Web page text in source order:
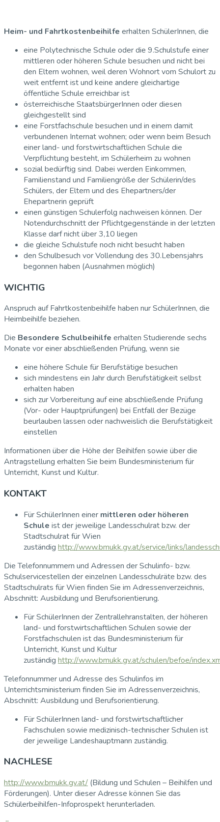
Heim- und Fahrtkostenbeihilfe erhalten SchülerInnen, die
eine Polytechnische Schule oder die 9.Schulstufe einer
mittleren oder höheren Schule besuchen und nicht bei
den Eltern wohnen, weil deren Wohnort vom Schulort zu
weit entfernt ist und keine andere gleichartige
öffentliche Schule erreichbar ist
österreichische StaatsbürgerInnen oder diesen
gleichgestellt sind
eine Forstfachschule besuchen und in einem damit
verbundenen Internat wohnen; oder wenn beim Besuch
einer land- und forstwirtschaftlichen Schule die
Verpflichtung besteht, im Schülerheim zu wohnen
sozial bedürftig sind. Dabei werden Einkommen,
Familienstand und Familiengröße der Schülerin/des
Schülers, der Eltern und des Ehepartners/der
Ehepartnerin geprüft
einen günstigen Schulerfolg nachweisen können. Der
Notendurchschnitt der Pflichtgegenstände in der letzten
Klasse darf nicht über 3,10 liegen
die gleiche Schulstufe noch nicht besucht haben
den Schulbesuch vor Vollendung des 30.Lebensjahrs
begonnen haben (Ausnahmen möglich)
WICHTIG
Anspruch auf Fahrtkostenbeihilfe haben nur SchülerInnen, die
Heimbeihilfe beziehen.
Die Besondere Schulbeihilfe erhalten Studierende sechs
Monate vor einer abschließenden Prüfung, wenn sie
eine höhere Schule für Berufstätige besuchen
sich mindestens ein Jahr durch Berufstätigkeit selbst
erhalten haben
sich zur Vorbereitung auf eine abschließende Prüfung
(Vor- oder Hauptprüfungen) bei Entfall der Bezüge
beurlauben lassen oder nachweislich die Berufstätigkeit
einstellen
Informationen über die Höhe der Beihilfen sowie über die
Antragstellung erhalten Sie beim Bundesministerium für
Unterricht, Kunst und Kultur.
KONTAKT
Für SchülerInnen einer mittleren oder höheren
Schule ist der jeweilige Landesschulrat bzw. der
Stadtschulrat für Wien
zuständig http://www.bmukk.gv.at/service/links/
Die Telefonnummern und Adressen der Schulinfo- bzw.
Schulservicestellen der einzelnen Landesschulräte bzw. des
Stadtschulrats für Wien finden Sie im Adressenverzeichnis,
Abschnitt: Ausbildung und Berufsorientierung.
Für SchülerInnen der Zentrallehranstalten, der höheren
land- und forstwirtschaftlichen Schulen sowie der
Forstfachschulen ist das Bundesministerium für
Unterricht, Kunst und Kultur
zuständig http://www.bmukk.gv.at/schulen/befoe/
Telefonnummer und Adresse des Schulinfos im
Unterrichtsministerium finden Sie im Adressenverzeichnis,
Abschnitt: Ausbildung und Berufsorientierung.
Für SchülerInnen land- und forstwirtschaftlicher
Fachschulen sowie medizinisch-technischer Schulen ist
der jeweilige Landeshauptmann zuständig.
NACHLESE
http://www.bmukk.gv.at/ (Bildung und Schulen – Beihilfen und
Förderungen). Unter dieser Adresse können Sie das
Schülerbeihilfen-Infoprospekt herunterladen.